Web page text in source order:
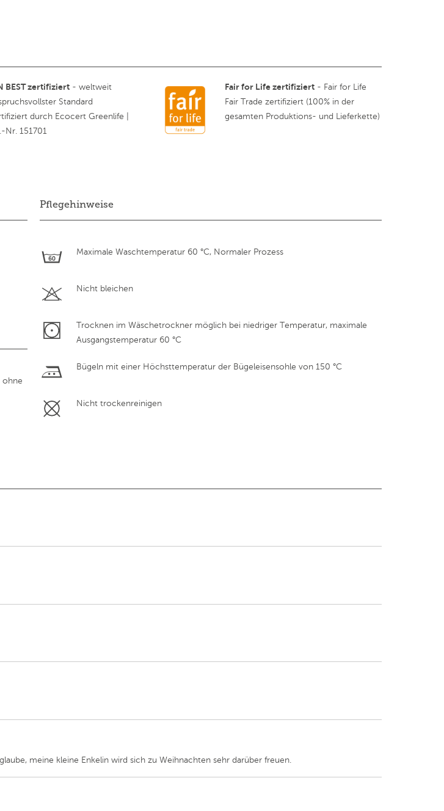
BEST zertifiziert- weltweit
Standard
durch Ecocert Greenlife |
Nr. 151701
Fair for Life zertifiziert - Fair for Life
Fair Trade zertifiziert (100% in der
gesamten Produktions- und Lieferkette)
ohne
Pflegehinweise
Maximale Waschtemperatur 60 °C, Normaler Prozess
Nicht bleichen
Trocknen im Wäschetrockner möglich bei niedriger Temperatur, maximale
Ausgangstemperatur 60 °C
Bügeln mit einer Höchsttemperatur der Bügeleisensohle von 150 °C
Nicht trockenreinigen
meine kleine Enkelin wird sich zu Weihnachten sehr darüber freuen.